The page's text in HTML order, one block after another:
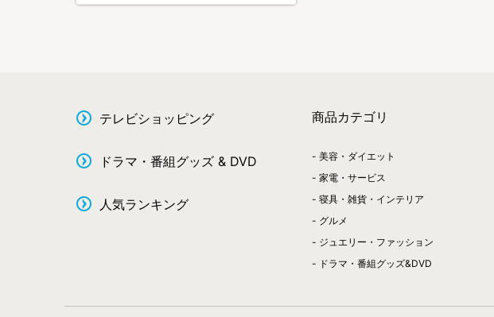
テレビショッピング
ドラマ・番組グッズ & DVD
人気ランキング
商品カテゴリ
美容・ダイエット
家電・サービス
寝具・雑貨・インテリア
グルメ
ジュエリー・ファッション
ドラマ・番組グッズ&DVD